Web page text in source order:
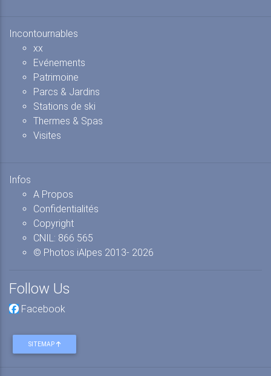
Incontournables
xx
Evénements
Patrimoine
Parcs & Jardins
Stations de ski
Thermes & Spas
Visites
Infos
A Propos
Confidentialités
Copyright
CNIL: 866 565
© Photos iAlpes 2013- 2026
Follow Us
Facebook
SITEMAP